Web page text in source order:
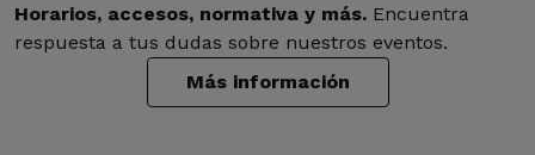
Horarios, accesos, normativa y más. Encuentra
respuesta a tus dudas sobre nuestros eventos.
Más información